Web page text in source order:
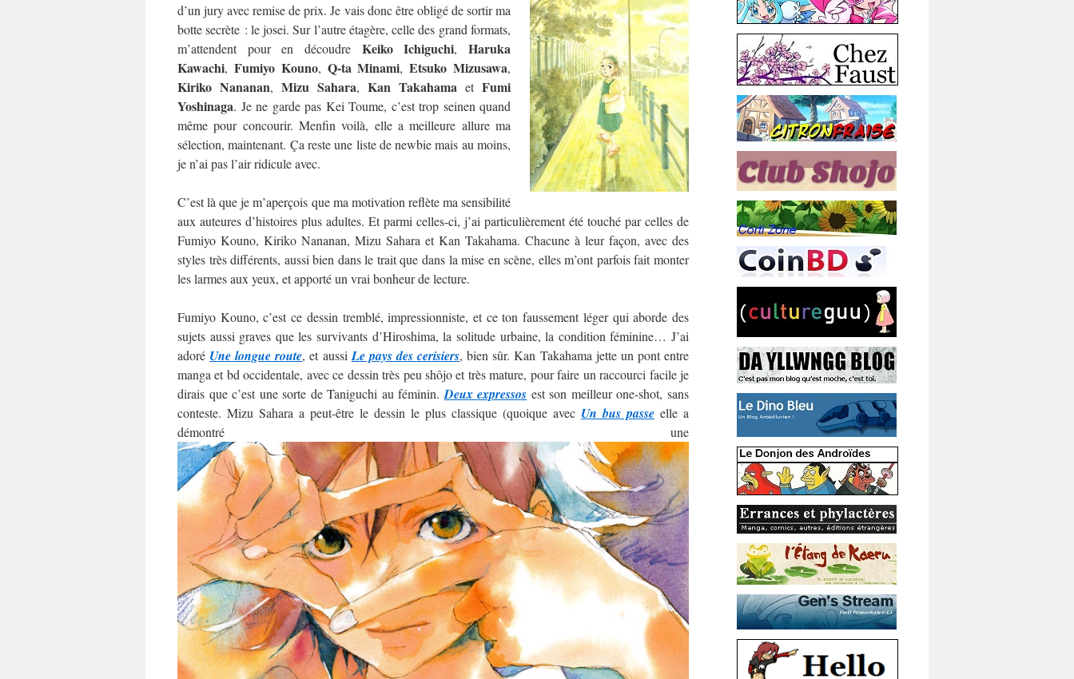
d’un jury avec remise de prix. Je vais donc être obligé de sortir ma
botte secrète : le josei. Sur l’autre étagère, celle des grand formats,
m’attendent pour en découdre Keiko Ichiguchi,Haruka
Kawachi, Fumiyo Kouno, Q-ta Minami,Etsuko Mizusawa,
Kiriko Nananan, Mizu Sahara, Kan Takahama et Fumi
Yoshinaga. Je ne garde pas Kei Toume, c’est trop seinen quand
même pour concourir. Menfin voilà, elle a meilleure allure ma
sélection, maintenant. Ça reste une liste de newbie mais au moins,
je n’ai pas l’air ridicule avec.
C’est là que je m’aperçois que ma motivation reflète ma sensibilité
aux auteures d’histoires plus adultes. Et parmi celles-ci, j’ai particulièrement été touché par celles de
Fumiyo Kouno, Kiriko Nananan, Mizu Sahara et Kan Takahama. Chacune à leur façon, avec des
styles très différents, aussi bien dans le trait que dans la mise en scène, elles m’ont parfois fait monter
les larmes aux yeux, et apporté un vrai bonheur de lecture.
Fumiyo Kouno, c’est ce dessin tremblé, impressionniste, et ce ton faussement léger qui aborde des
sujets aussi graves que les survivants d’Hiroshima, la solitude urbaine, la condition féminine… J’ai
adoré Une longue route, et aussi Le pays des cerisiers, bien sûr. Kan Takahama jette un pont entre
manga et bd occidentale, avec ce dessin très peu shôjo et très mature, pour faire un raccourci facile je
dirais que c’est une sorte de Taniguchi au féminin. Deux expressos est son meilleur one-shot, sans
conteste. Mizu Sahara a peut-être le dessin le plus classique (quoique avec Un bus passe elle a
démontré une